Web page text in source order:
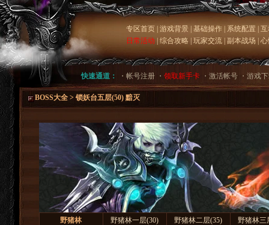
专区首页 游戏背景 基础操作 系统配置
日常活动
综合攻略 玩家交流 副本战场
快速通道： ・ 帐号注册 ・ 领取新手卡 ・ 激活帐号 ・ 游戏
BOSS大全 > 锁妖台五层(50) 黯灭
野猪林 野猪林一层(30) 野猪林二层(35) 野猪林三